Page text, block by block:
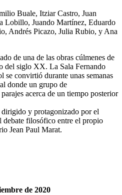
Buale, Itziar Castro, Juan
Lobillo, Juando Martínez, Eduardo
Andrés Picazo, Julia Rubio, y Ana
de una de las obras cúlmenes de
del siglo XX. La Sala Fernando
se convirtió durante unas semanas
donde un grupo de
acerca de un tiempo posterior
dirigido y protagonizado por el
debate filosófico entre el propio
Jean Paul Marat.
de 2020